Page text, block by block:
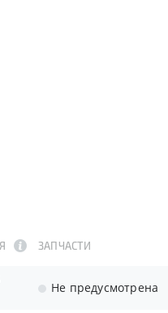
ЗАПЧАСТИ
Не предусмотрена